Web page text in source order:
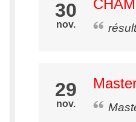
30
nov.
29
nov.